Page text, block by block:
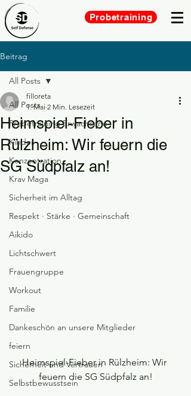
Probetraining
Beitrag
All Posts
Probetraining Erwachsene
Kinder
Konzentration
Krav Maga
Sicherheit im Alltag
Respekt · Stärke · Gemeinschaft
Aikido
Lichtschwert
Frauengruppe
Workout
Familie
Dankeschön an unsere Mitglieder
feiern
Sicherheit und Vertrauen
Selbstbewusstsein
All Posts
Heimspiel-Fieber in
Rülzheim: Wir feuern die
SG Südpfalz an!
filloreta
1. Mai 2 Min. Lesezeit
Heimspiel-Fieber in Rülzheim: Wir
feuern die SG Südpfalz an!